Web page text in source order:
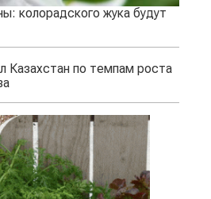
колорадского жука будут
Казахстан по темпам роста